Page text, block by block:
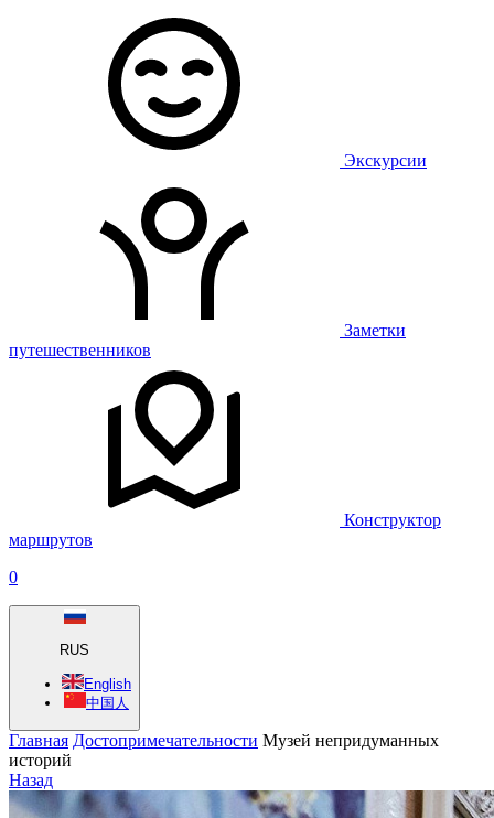
Экскурсии
Заметки
путешественников
Конструктор
маршрутов
0
RUS
English
中国人
Главная Достопримечательности Музей непридуманных
историй
Назад